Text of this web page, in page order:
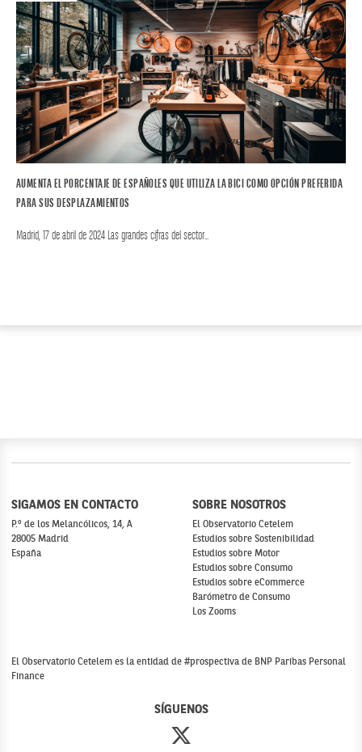
AUMENTA EL PORCENTAJE DE ESPAÑOLES QUE UTILIZA LA BICI COMO OPCIÓN PREFERIDA
PARA SUS DESPLAZAMIENTOS
Madrid, 17 de abril de 2024 Las grandes cifras del sector…
SIGAMOS EN CONTACTO
P.º de los Melancólicos, 14, A
28005 Madrid
España
SOBRE NOSOTROS
El Observatorio Cetelem
Estudios sobre Sostenibilidad
Estudios sobre Motor
Estudios sobre Consumo
Estudios sobre eCommerce
Barómetro de Consumo
Los Zooms
SÍGUENOS
El Observatorio Cetelem es la entidad de #prospectiva de BNP Paribas Personal
Finance